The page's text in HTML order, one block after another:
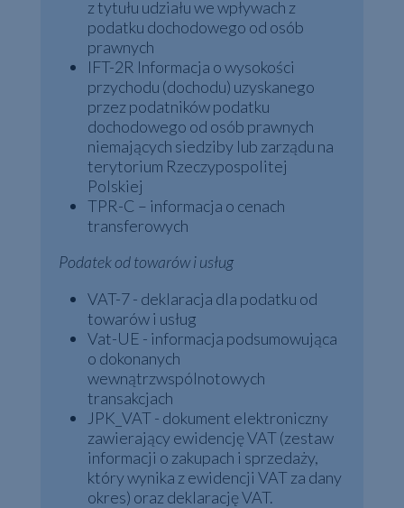
z tytułu udziału we wpływach z
podatku dochodowego od osób
prawnych
IFT-2R Informacja o wysokości
przychodu (dochodu) uzyskanego
przez podatników podatku
dochodowego od osób prawnych
niemających siedziby lub zarządu na
terytorium Rzeczypospolitej
Polskiej
TPR-C – informacja o cenach
transferowych
Podatek od towarów i usług
VAT-7 - deklaracja dla podatku od
towarów i usług
Vat-UE - informacja podsumowująca
o dokonanych
wewnątrzwspólnotowych
transakcjach
JPK_VAT - dokument elektroniczny
zawierający ewidencję VAT (zestaw
informacji o zakupach i sprzedaży,
który wynika z ewidencji VAT za dany
okres) oraz deklarację VAT.